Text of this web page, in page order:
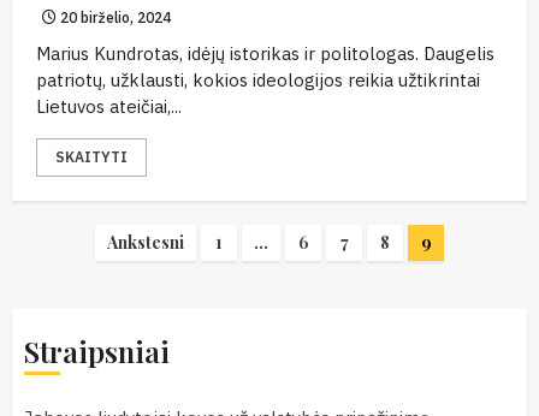
20 birželio, 2024
Marius Kundrotas, idėjų istorikas ir politologas. Daugelis
patriotų, užklausti, kokios ideologijos reikia užtikrintai
Lietuvos ateičiai,...
SKAITYTI
Ankstesni 1 … 6 7 8 9
Straipsniai